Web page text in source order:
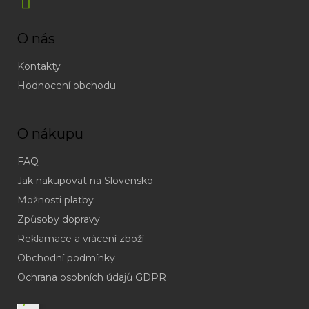
O nás
Kontakty
Hodnocení obchodu
O nákupu
FAQ
Jak nakupovat na Slovensko
Možnosti platby
Způsoby dopravy
Reklamace a vrácení zboží
Obchodní podmínky
Ochrana osobních údajů GDPR
(odpověď
do
v